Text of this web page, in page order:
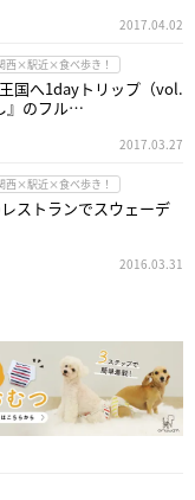
2017.04.02
西×駅近×食べ歩き！
国へ1dayトリップ（vol.
』のフル…
2017.03.27
西×駅近×食べ歩き！
ストランでスウェーデ
2016.03.31